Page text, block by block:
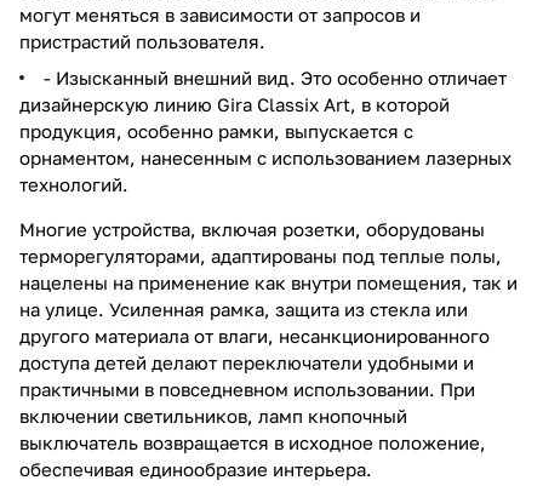
могут меняться в зависимости от запросов и
пристрастий пользователя.
- Изысканный внешний вид. Это особенно отличает
дизайнерскую линию Gira Classix Art, в которой
продукция, особенно рамки, выпускается с
орнаментом, нанесенным с использованием лазерных
технологий.
Многие устройства, включая розетки, оборудованы
терморегуляторами, адаптированы под теплые полы,
нацелены на применение как внутри помещения, так и
на улице. Усиленная рамка, защита из стекла или
другого материала от влаги, несанкционированного
доступа детей делают переключатели удобными и
практичными в повседневном использовании. При
включении светильников, ламп кнопочный
выключатель возвращается в исходное положение,
обеспечивая единообразие интерьера.